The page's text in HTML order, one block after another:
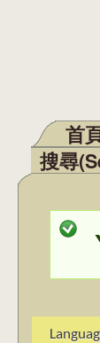
Main
首
搜尋